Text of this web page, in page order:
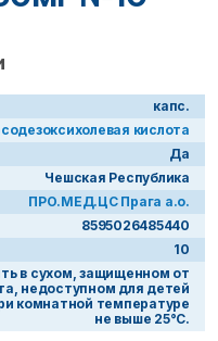
капс.
кислота
Да
Чешская Республика
ПРО.МЕД.ЦС Прага а.о.
8595026485440
10
в сухом, защищенном от
недоступном для детей
комнатной температуре
не выше 25°С.